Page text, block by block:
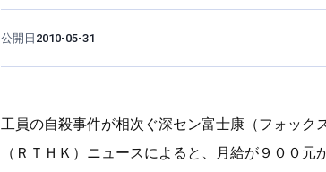
公開日 2010-05-31
工員の自殺事件が相次ぐ深セン富士康（フォック
（ＲＴＨＫ）ニュースによると、月給が９００